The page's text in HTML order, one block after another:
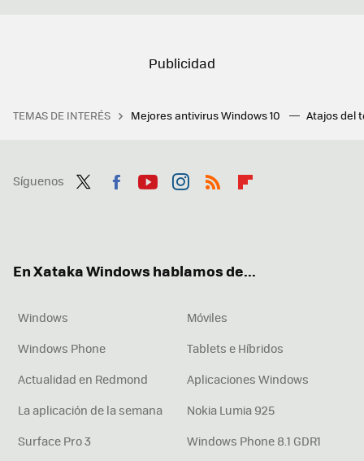
TEMAS DE INTERÉS Mejores antivirus Windows 10 Atajos del
Síguenos
En Xataka Windows hablamos de...
Windows
Móviles
Windows Phone
Tablets e Híbridos
Actualidad en Redmond
Aplicaciones Windows
La aplicación de la semana
Nokia Lumia 925
Surface Pro 3
Windows Phone 8.1 GDR1